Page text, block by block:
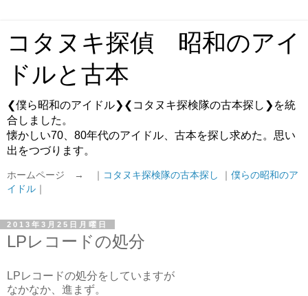
コタヌキ探偵 昭和のアイ
ドルと古本
❮僕ら昭和のアイドル❯❮コタヌキ探検隊の古本探し❯を統
合しました。
懐かしい70、80年代のアイドル、古本を探し求めた。思い
出をつづります。
ホームページ → ｜ コタヌキ探検隊の古本探し ｜ 僕らの昭和のア
イドル ｜
2013年3月25日月曜日
LPレコードの処分
LPレコードの処分をしていますが
なかなか、進まず。